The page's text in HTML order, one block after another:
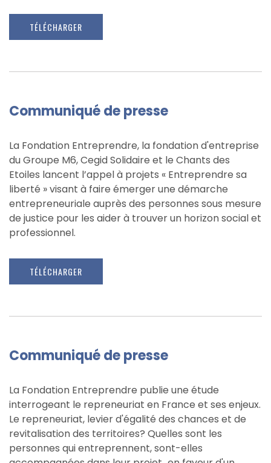
TÉLÉCHARGER
Communiqué de presse
La Fondation Entreprendre, la fondation d'entreprise
du Groupe M6, Cegid Solidaire et le Chants des
Etoiles lancent l’appel à projets « Entreprendre sa
liberté » visant à faire émerger une démarche
entrepreneuriale auprès des personnes sous mesure
de justice pour les aider à trouver un horizon social et
professionnel.
TÉLÉCHARGER
Communiqué de presse
La Fondation Entreprendre publie une étude
interrogeant le repreneuriat en France et ses enjeux.
Le repreneuriat, levier d'égalité des chances et de
revitalisation des territoires? Quelles sont les
personnes qui entreprennent, sont-elles